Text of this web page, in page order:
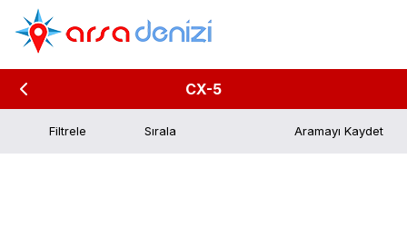
CX-5
Filtrele Aramayı Kaydet